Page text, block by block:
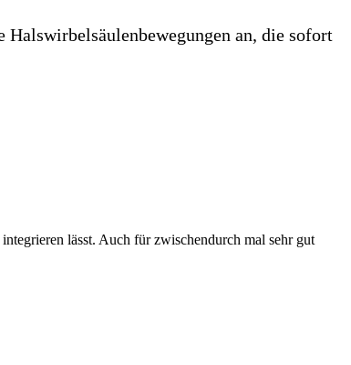
an, die sofort
lässt. Auch für zwischendurch mal sehr gut